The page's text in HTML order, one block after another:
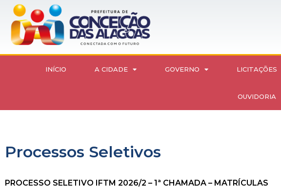
INÍCIO A CIDADE GOVERNO LICITAÇÕES
OUVIDORIA
Processos Seletivos
PROCESSO SELETIVO IFTM 2026/2 – 1ª CHAMADA – MATRÍCULAS